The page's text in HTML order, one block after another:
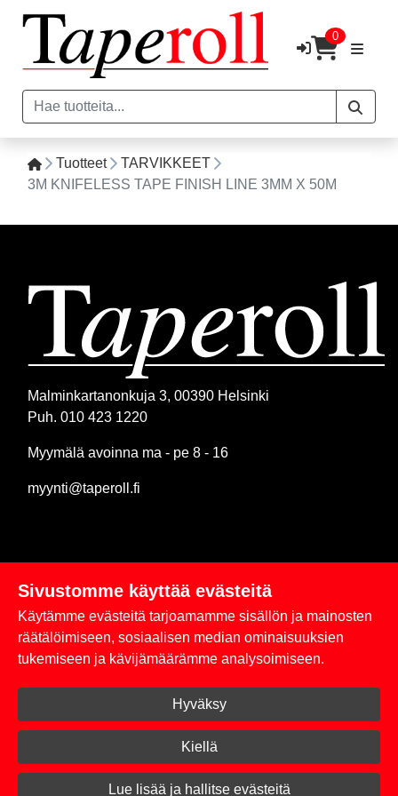
0
Tuotteet
TARVIKKEET
3M KNIFELESS TAPE FINISH LINE 3MM X 50M
Malminkartanonkuja 3, 00390 Helsinki
Puh. 010 423 1220
Myymälä avoinna ma - pe 8 - 16
myynti@taperoll.fi
Linkit
Rekisteriseloste
Toimitus- ja maksuehdot
Kirjaudu sisään
© 2026 Taperoll
Sivustomme käyttää evästeitä
Käytämme evästeitä tarjoamamme sisällön ja mainosten
räätälöimiseen, sosiaalisen median ominaisuuksien
tukemiseen ja kävijämäärämme analysoimiseen.
Hyväksy
Kiellä
Lue lisää ja hallitse evästeitä